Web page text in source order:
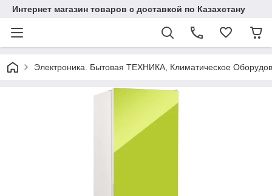
Интернет магазин товаров с доставкой по Казахстану
Электроника. Бытовая ТЕХНИКА, Климатическое